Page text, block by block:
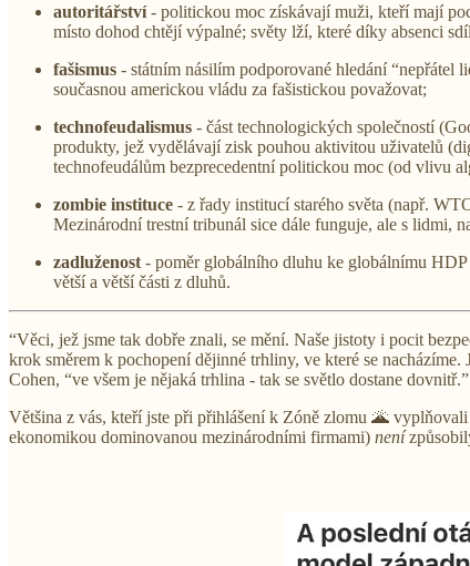
autoritářství- politickou moc získávají muži, kteří mají
místo dohod chtějí výpalné; světy lží, které díky absenci
fašismus - státním násilím podporované hledání
současnou americkou vládu za fašistickou považovat;
technofeudalismus - část technologických společností
produkty, jež vydělávají zisk pouhou aktivitou uživatelů
technofeudálům bezprecedentní politickou moc (od vlivu
zombie instituce - z řady institucí starého světa (např.
Mezinárodní trestní tribunál sice dále funguje, ale s lidmi,
zadluženost - poměr globálního dluhu ke globálnímu HDP
větší a větší části z dluhů.
“Věci, jež jsme tak dobře znali, se mění. Naše jistoty i pocit
krok směrem k pochopení dějinné trhliny, ve které se
Cohen, “ve všem je nějaká trhlina - tak se světlo dostane dovnitř.”
Většina z vás, kteří jste při přihlášení k Zóně zlomu 🌋
ekonomikou dominovanou mezinárodními firmami) není